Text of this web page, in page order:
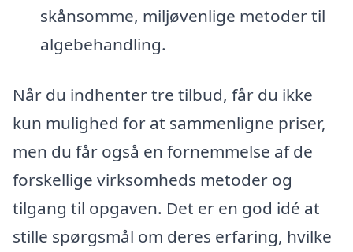
skånsomme, miljøvenlige metoder til
algebehandling.
Når du indhenter tre tilbud, får du ikke
kun mulighed for at sammenligne priser,
men du får også en fornemmelse af de
forskellige virksomheds metoder og
tilgang til opgaven. Det er en god idé at
stille spørgsmål om deres erfaring, hvilke